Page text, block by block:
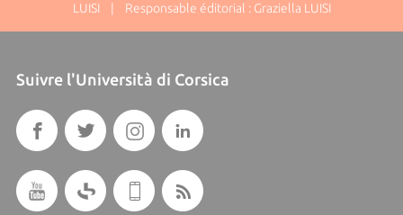
LUISI | Responsable éditorial : Graziella LUISI
Suivre l'Università di Corsica